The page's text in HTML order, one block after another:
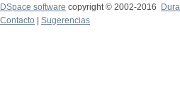
DSpace software copyright © 2002-2016
Contacto
Sugerencias